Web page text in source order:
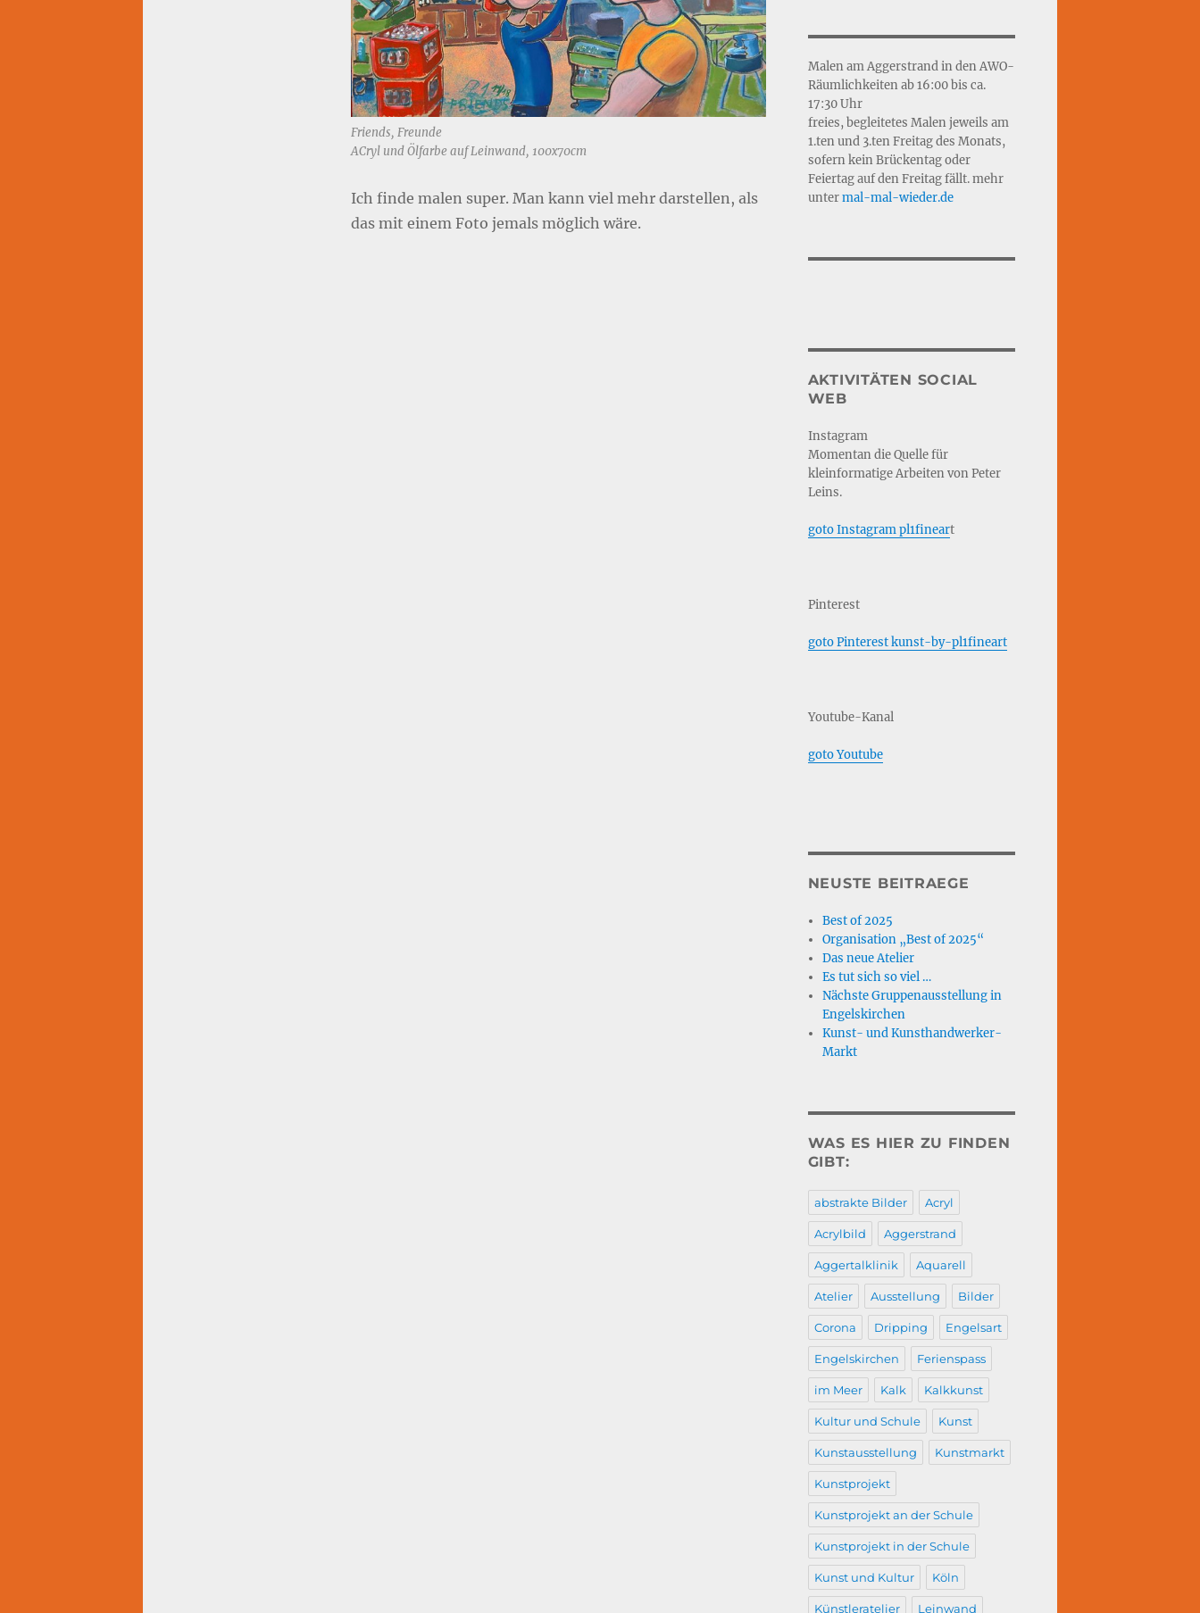
Friends, Freunde
ACryl und Ölfarbe auf Leinwand, 100x70cm
Ich finde malen super. Man kann viel mehr darstellen, als
das mit einem Foto jemals möglich wäre.
Malen am Aggerstrand in den AWO-
Räumlichkeiten ab 16:00 bis ca.
17:30 Uhr
freies, begleitetes Malen jeweils am
1.ten und 3.ten Freitag des Monats,
sofern kein Brückentag oder
Feiertag auf den Freitag fällt. mehr
untermal-mal-wieder.de
AKTIVITÄTEN SOCIAL
WEB
Instagram
Momentan die Quelle für
kleinformatige Arbeiten von Peter
Leins.
goto Instagram pl1fineart
Pinterest
goto Pinterest kunst-by-pl1fineart
Youtube-Kanal
goto Youtube
NEUSTE BEITRAEGE
Best of 2025
Organisation „Best of 2025“
Das neue Atelier
Es tut sich so viel …
Nächste Gruppenausstellung in
Engelskirchen
Kunst- und Kunsthandwerker-
Markt
WAS ES HIER ZU FINDEN
GIBT:
abstrakte Bilder Acryl
Acrylbild Aggerstrand
Aggertalklinik Aquarell
Atelier Ausstellung Bilder
Corona Dripping Engelsart
Engelskirchen Ferienspass
im Meer Kalk Kalkkunst
Kultur und Schule Kunst
Kunstausstellung Kunstmarkt
Kunstprojekt
Kunstprojekt an der Schule
Kunstprojekt in der Schule
Kunst und Kultur Köln
Künstleratelier Leinwand